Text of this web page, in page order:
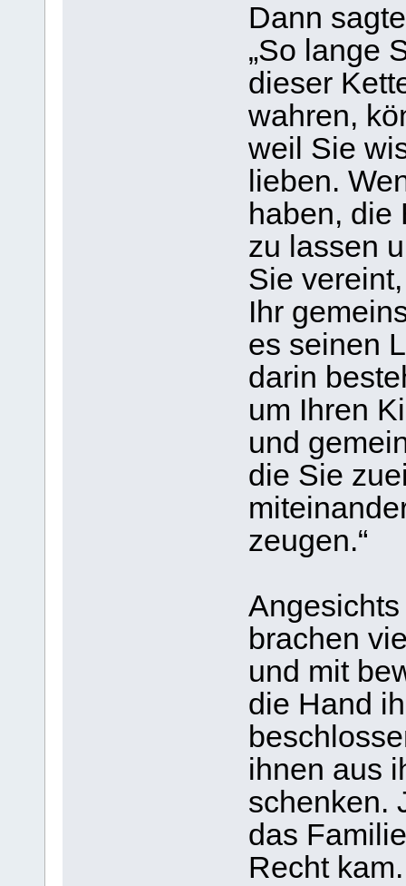
Dann
„So lange
dieser
wahren,
weil Sie
lieben.
haben, die
zu lassen
Sie
Ihr
es seinen
darin
um Ihren
und
die Sie
zeugen.“
brachen
und mit
die Hand
ihnen aus
schenken.
das
Recht kam.